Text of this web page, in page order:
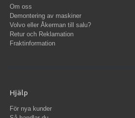
Om oss
Demontering av maskiner
Volvo eller Åkerman till salu?
Retur och Reklamation
Fraktinformation
Hjälp
För nya kunder